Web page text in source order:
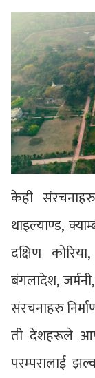
केही
थाइल्याण्ड,
दक्षिण
बंगलादेश, जर्मनी,
संरचनाहरु
ती देशहरूले
परम्परालाई